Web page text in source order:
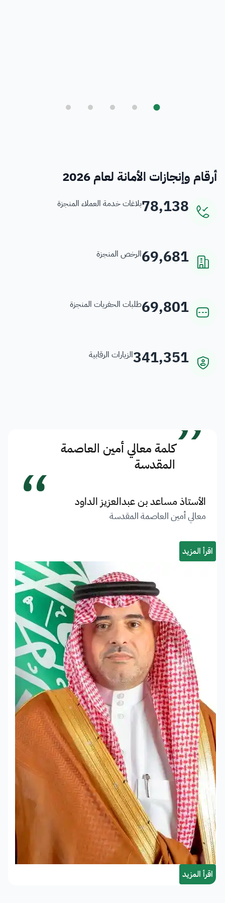
أرقام وإنجازات الأمانة لعام 2026
78,138بلاغات خدمة العملاء المنجزة
69,681الرخص المنجزة
69,801طلبات الحفريات المنجزة
341,351الزيارات الرقابية
”كلمة معالي أمين العاصمة
المقدسة
الأستاذ مساعد بن عبدالعزيز الداود
معالي أمين العاصمة المقدسة “